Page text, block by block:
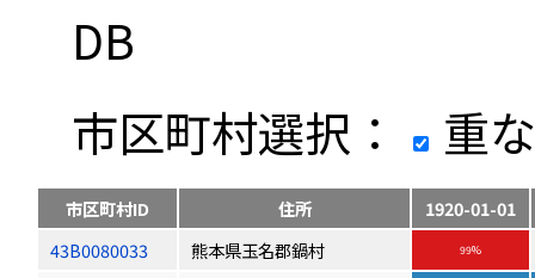
DB
市区町村選択：
重
市区町村ID 住所
1920-01-01
43B0080033
熊本県玉名郡鍋村 99%